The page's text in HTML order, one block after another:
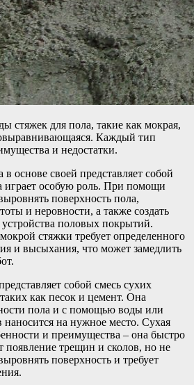
стяжек для пола, такие как мокрая,
Каждый тип
и недостатки.
основе своей представляет собой
играет особую роль. При помощи
поверхность пола,
и неровности, а также создать
половых покрытий.
стяжки требует определенного
и высыхания, что может замедлить
собой смесь сухих
как песок и цемент. Она
пола и с помощью воды или
наносится на нужное место. Сухая
и преимущества – она быстро
появление трещин и сколов, но не
поверхность и требует